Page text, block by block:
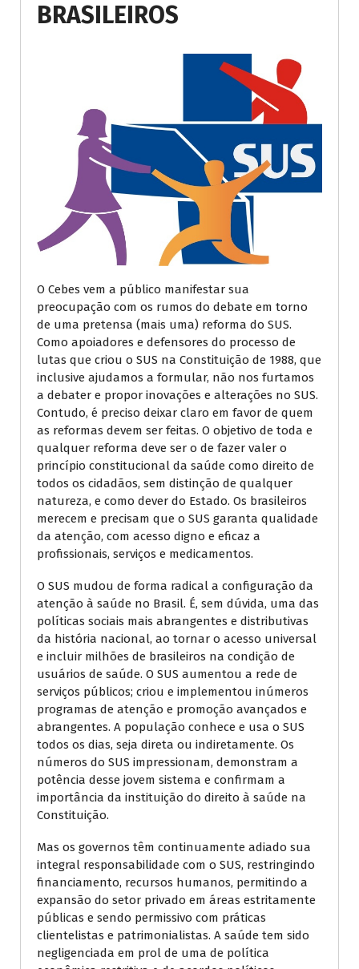
BRASILEIROS
O Cebes vem a público manifestar sua
preocupação com os rumos do debate em torno
de uma pretensa (mais uma) reforma do SUS.
Como apoiadores e defensores do processo de
lutas que criou o SUS na Constituição de 1988, que
inclusive ajudamos a formular, não nos furtamos
a debater e propor inovações e alterações no SUS.
Contudo, é preciso deixar claro em favor de quem
as reformas devem ser feitas. O objetivo de toda e
qualquer reforma deve ser o de fazer valer o
princípio constitucional da saúde como direito de
todos os cidadãos, sem distinção de qualquer
natureza, e como dever do Estado. Os brasileiros
merecem e precisam que o SUS garanta qualidade
da atenção, com acesso digno e eficaz a
profissionais, serviços e medicamentos.
O SUS mudou de forma radical a configuração da
atenção à saúde no Brasil. É, sem dúvida, uma das
políticas sociais mais abrangentes e distributivas
da história nacional, ao tornar o acesso universal
e incluir milhões de brasileiros na condição de
usuários de saúde. O SUS aumentou a rede de
serviços públicos; criou e implementou inúmeros
programas de atenção e promoção avançados e
abrangentes. A população conhece e usa o SUS
todos os dias, seja direta ou indiretamente. Os
números do SUS impressionam, demonstram a
potência desse jovem sistema e confirmam a
importância da instituição do direito à saúde na
Constituição.
Mas os governos têm continuamente adiado sua
integral responsabilidade com o SUS, restringindo
financiamento, recursos humanos, permitindo a
expansão do setor privado em áreas estritamente
públicas e sendo permissivo com práticas
clientelistas e patrimonialistas. A saúde tem sido
negligenciada em prol de uma de política